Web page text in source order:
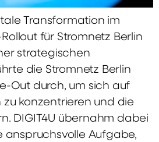
Transformation im
für Stromnetz Berlin
strategischen
die Stromnetz Berlin
Out durch, um sich auf
konzentrieren und die
DIGIT4U übernahm dabei
anspruchsvolle Aufgabe,